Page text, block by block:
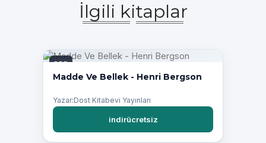
İlgili kitaplar
PDF
Madde Ve Bellek - Henri Bergson
Yazar:Dost Kitabevi Yayınları
indirücretsiz